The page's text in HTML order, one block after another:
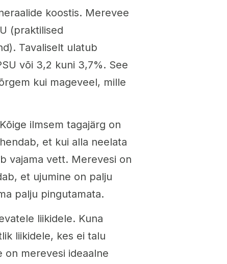
koostis. Merevee
(praktilised
Tavaliselt ulatub
või 3,2 kuni 3,7%. See
kui mageveel, mille
ilmsem tagajärg on
et kui alla neelata
vajama vett. Merevesi on
et ujumine on palju
palju pingutamata.
liikidele. Kuna
liikidele, kes ei talu
on merevesi ideaalne